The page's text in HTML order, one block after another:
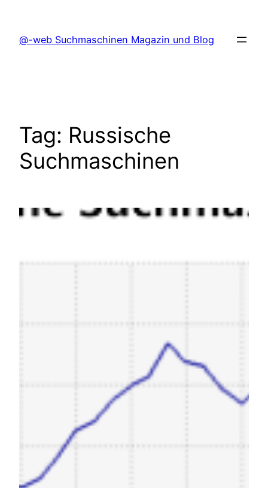
content
@-web Suchmaschinen Magazin und Blog
Tag: Russische
Suchmaschinen